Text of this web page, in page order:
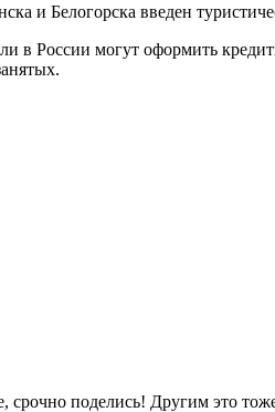
и Белогорска введен
в России могут оформить
поделись! Другим это